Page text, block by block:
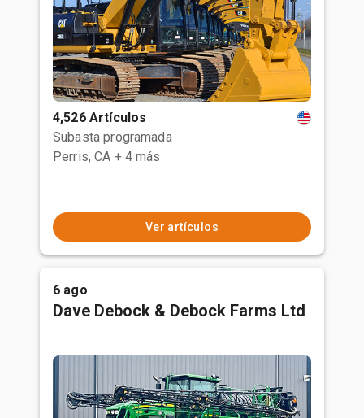
4,526 Artículos
Subasta programada
Perris, CA + 4 más
Ver artículos
6 ago
Dave Debock & Debock Farms Ltd